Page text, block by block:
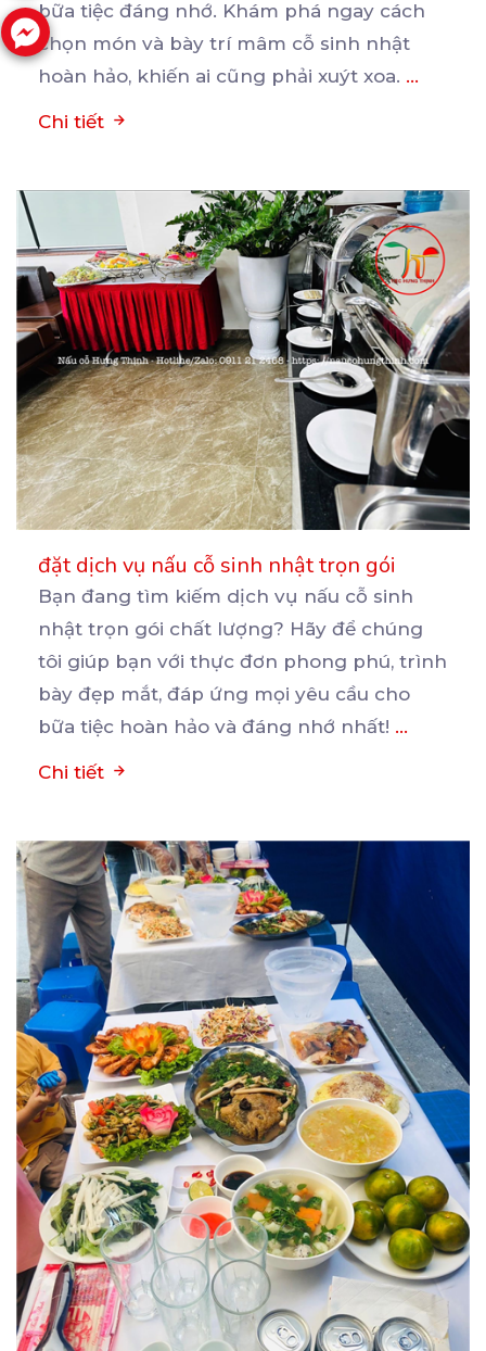
bữa tiệc đáng nhớ. Khám phá ngay cách
chọn món và bày trí mâm cỗ sinh nhật
hoàn hảo, khiến ai cũng phải xuýt xoa. ...
Chi tiết
đặt dịch vụ nấu cỗ sinh nhật trọn gói
Bạn đang tìm kiếm dịch vụ nấu cỗ sinh
nhật trọn gói chất lượng? Hãy để chúng
tôi giúp bạn với thực đơn phong phú, trình
bày đẹp mắt, đáp ứng mọi yêu cầu cho
bữa tiệc hoàn hảo và đáng nhớ nhất! ...
Chi tiết